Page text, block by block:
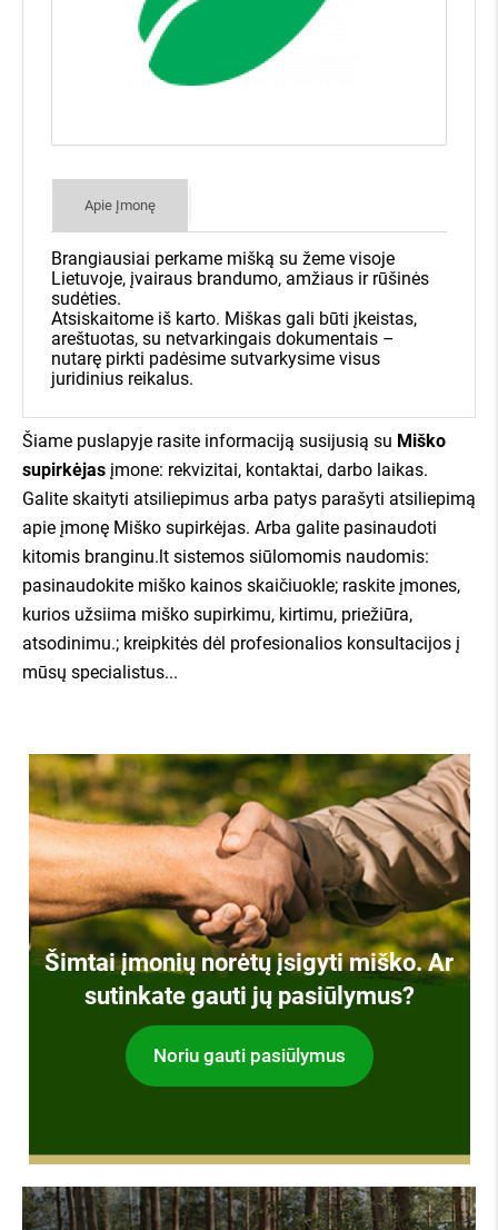
Apie Įmonę
Brangiausiai perkame mišką su žeme visoje
Lietuvoje, įvairaus brandumo, amžiaus ir rūšinės
sudėties.
Atsiskaitome iš karto. Miškas gali būti įkeistas,
areštuotas, su netvarkingais dokumentais –
nutarę pirkti padėsime sutvarkysime visus
juridinius reikalus.
Šiame puslapyje rasite informaciją susijusią su Miško
supirkėjas įmone: rekvizitai, kontaktai, darbo laikas.
Galite skaityti atsiliepimus arba patys parašyti atsiliepimą
apie įmonę Miško supirkėjas. Arba galite pasinaudoti
kitomis branginu.lt sistemos siūlomomis naudomis:
pasinaudokite miško kainos skaičiuokle; raskite įmones,
kurios užsiima miško supirkimu, kirtimu, priežiūra,
atsodinimu.; kreipkitės dėl profesionalios konsultacijos į
mūsų specialistus...
Šimtai įmonių norėtų įsigyti miško. Ar
sutinkate gauti jų pasiūlymus?
Noriu gauti pasiūlymus
Klausiate, kaip tai veikia?
Užpildykite kairėje pusėje esančią
Pateiksime ir išsiųsime Jūsų
miško pasiūlymą daugiau nei 400
įmonių visoje Lietuvoje.
Įmonės, kurioms Jūsų miškas
aktualus, sistemoje pateiks savo
kainas, o visą informaciją apie jų
kainų pasiūlymus iškart gausite
el. paštu, bei SMS žinutėmis!
GAUTI KAINŲ PASIŪLYMUS
Miško savininkams - nemokamai!
7 dienas įmonės varžysis dėl Jūsų miško
Kainų pasiūlymus gausite SMS žinute
Jokių įsipareigojimų parduoti
Daugiau nei 400 miškininkystės įmonių
apie mus kalba: